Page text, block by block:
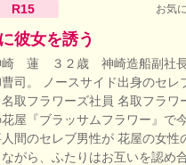
R15 お気
彼女を誘う
蓮 ３２歳 神崎造船副社長
曹司。 ノースサイド出身のセ
取フラワーズ社員 名取フラワ
屋『ブラッサムフラワー』で
間のセレブ男性が 花屋の女
がら、ふたりはお互いを認め